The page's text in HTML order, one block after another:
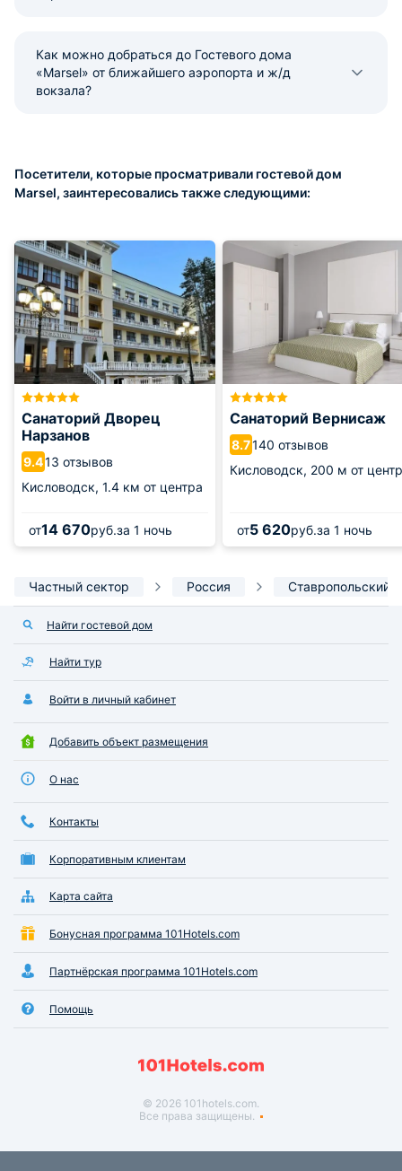
Как можно добраться до Гостевого дома
«Marsel» от ближайшего аэропорта и ж/д
вокзала?
Посетители, которые просматривали гостевой дом
Marsel, заинтересовались также следующими:
Санаторий Дворец
Нарзанов
9.413 отзывов
Кисловодск, 1.4 км от центра
от14 670руб.за 1 ночь
Санаторий Вернисаж
8.7140 отзывов
Кисловодск, 200 м от
от5 620руб.за 1 ночь
Частный сектор Россия Ставропольский
Найти гостевой дом
Найти тур
Войти в личный кабинет
Добавить объект размещения
О нас
Контакты
Корпоративным клиентам
Карта сайта
Бонусная программа 101Hotels.com
Партнёрская программа 101Hotels.com
Помощь
© 2026 101hotels.com.
Все права защищены.